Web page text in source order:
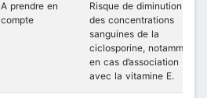
A prendre en
compte
Risque de diminution
des concentrations
sanguines de la
ciclosporine, notamment
en cas d’association
avec la vitamine E.